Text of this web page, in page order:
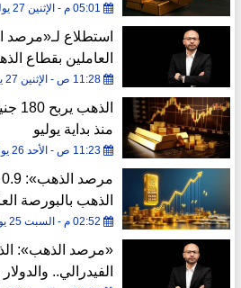
جنيهًا رغم ارتفاع
05:01 م - الإثنين 27 يوليو 2026
العاملين بقطاع
السياسات الحالية
11:28 ص - الإثنين 27 يوليو 2026
منذ بداية يوليو
11:23 ص - الأحد 26 يوليو 2026
الذهب بالبورصة
02:52 م - السبت 25 يوليو 2026
«مرصد الذهب»:
الفيدرالي..